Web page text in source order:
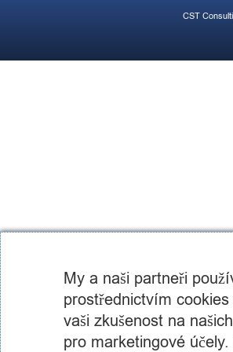
CST
My a naši partneři
prostřednictvím
vaši zkušenost na
pro marketingové